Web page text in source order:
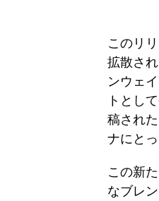
このリ
拡散さ
ンウェ
トとし
稿され
ナにと
この新
なブレ